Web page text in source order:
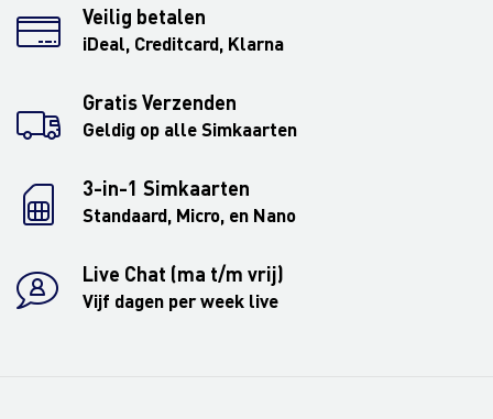
Veilig betalen
iDeal, Creditcard, Klarna
Gratis Verzenden
Geldig op alle Simkaarten
3-in-1 Simkaarten
Standaard, Micro, en Nano
Live Chat (ma t/m vrij)
Vijf dagen per week live